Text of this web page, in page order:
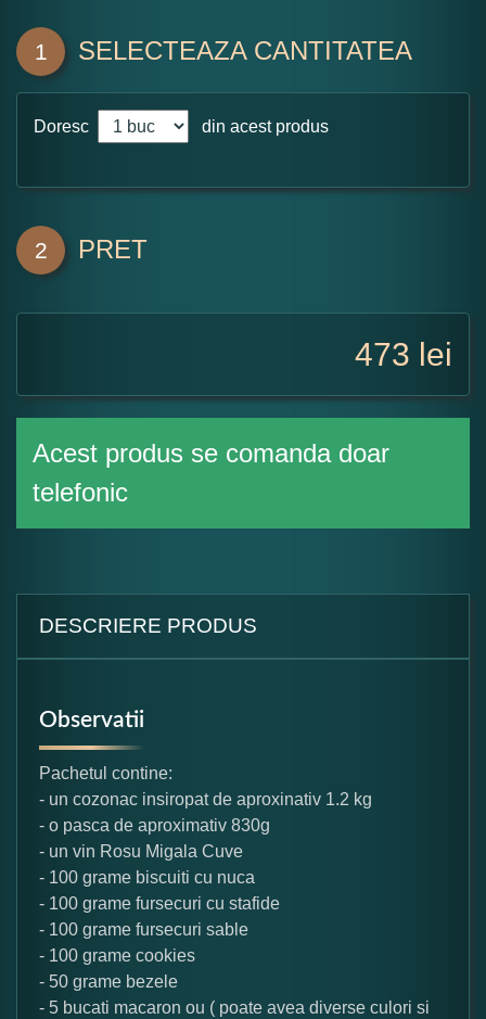
1 SELECTEAZA CANTITATEA
Doresc din acest produs
2 PRET
473 lei
Acest produs se comanda doar
telefonic
DESCRIERE PRODUS
Observatii
Pachetul contine:
- un cozonac insiropat de aproxinativ 1.2 kg
- o pasca de aproximativ 830g
- un vin Rosu Migala Cuve
- 100 grame biscuiti cu nuca
- 100 grame fursecuri cu stafide
- 100 grame fursecuri sable
- 100 grame cookies
- 50 grame bezele
- 5 bucati macaron ou ( poate avea diverse culori si